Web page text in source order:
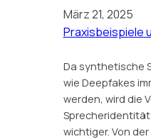
März 21, 2025
Praxisbeispiele
Da synthetische
wie Deepfakes
werden, wird die
wichtiger. Von